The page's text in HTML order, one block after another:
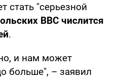
стать "серьезной
ВВС числится
.
и нам может
больше", – заявил